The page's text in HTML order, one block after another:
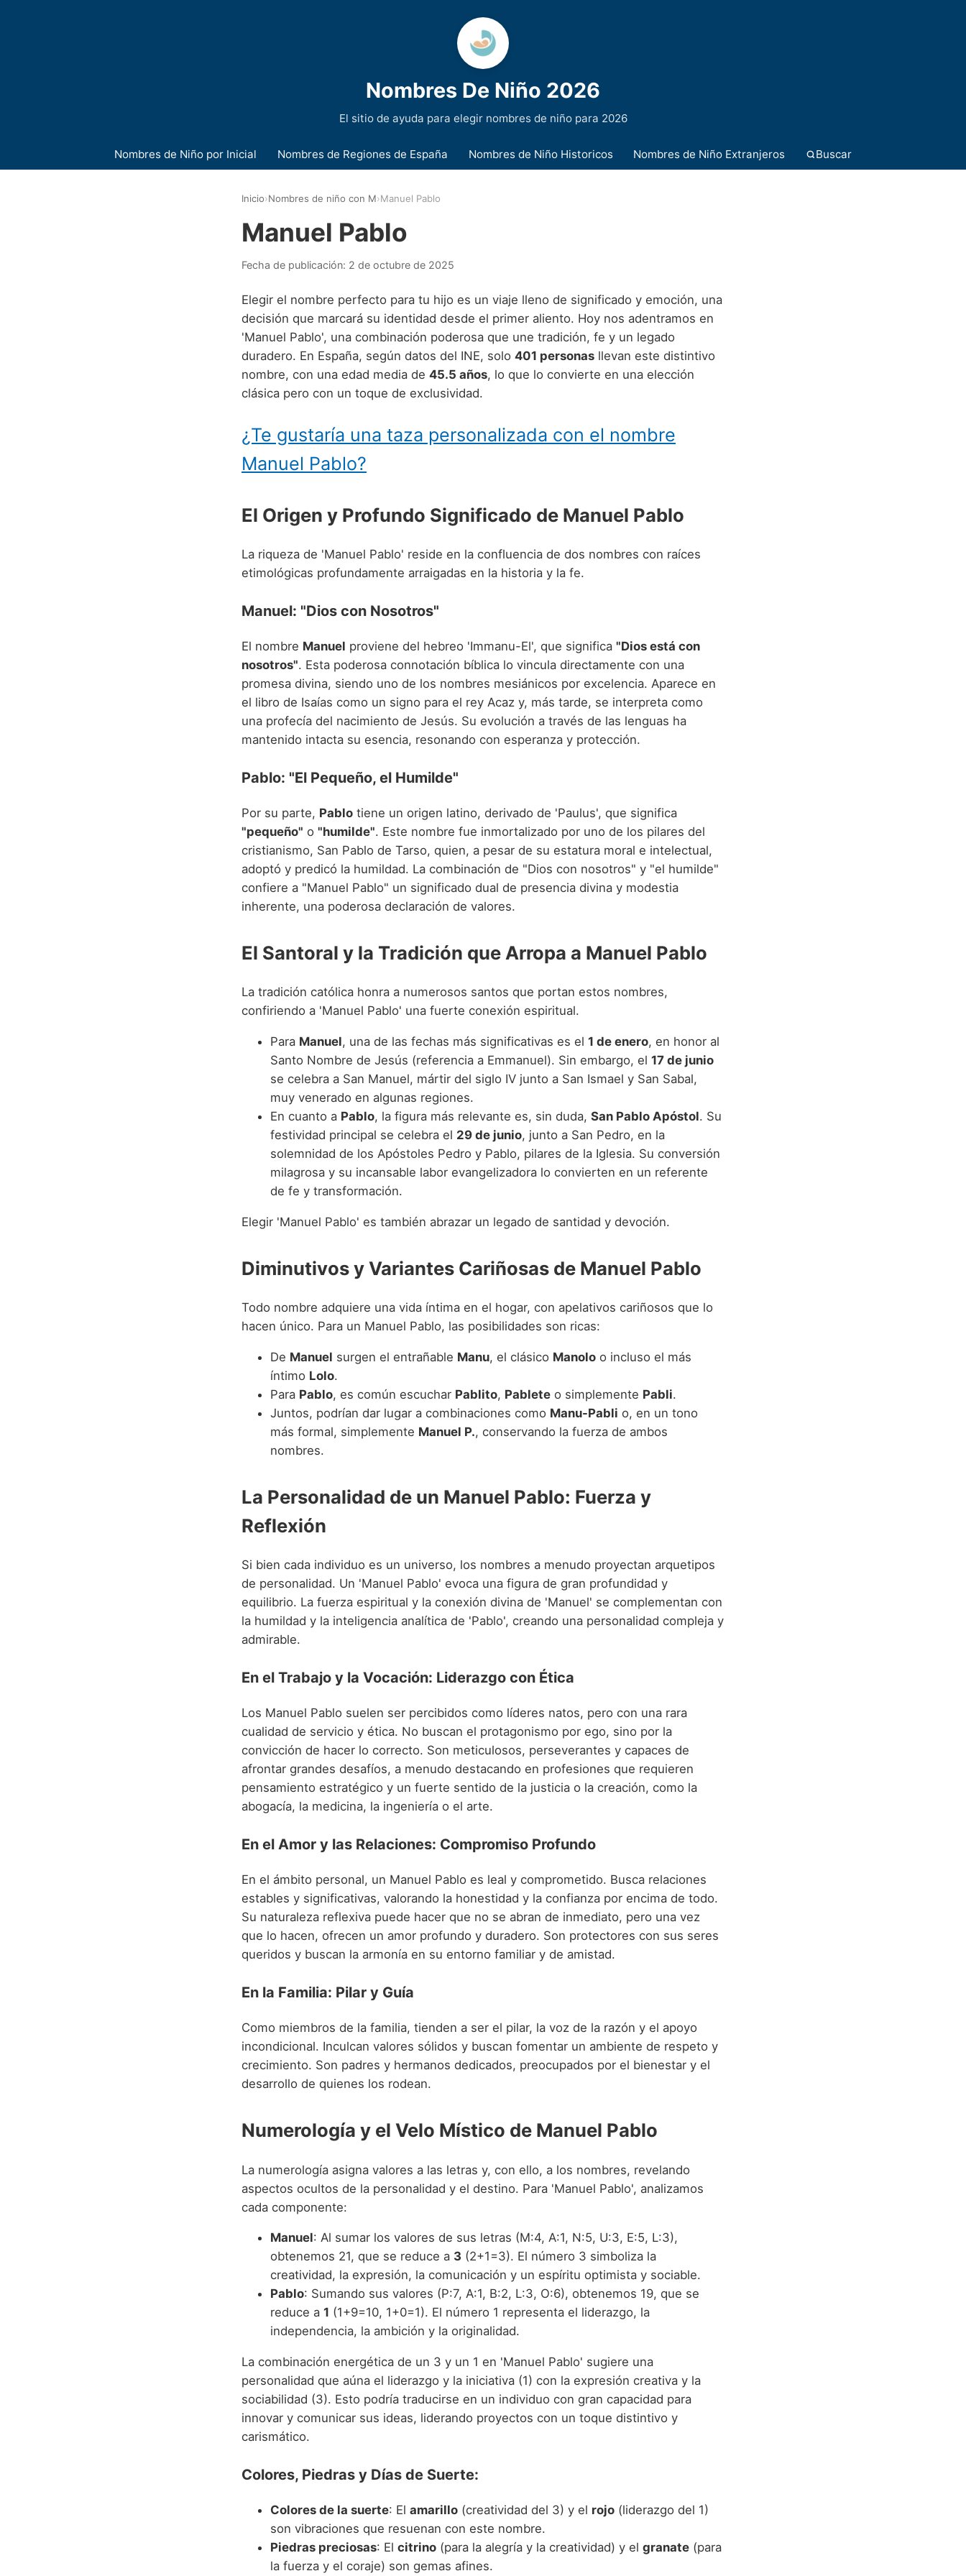
Nombres De Niño 2026
El sitio de ayuda para elegir nombres de niño para 2026
Nombres de Niño por Inicial Nombres de Regiones de España Nombres de Niño Historicos Nombres de Niño Extranjeros Buscar
Inicio›Nombres de niño con M›Manuel Pablo
Manuel Pablo
Fecha de publicación: 2 de octubre de 2025
Elegir el nombre perfecto para tu hijo es un viaje lleno de significado y emoción, una
decisión que marcará su identidad desde el primer aliento. Hoy nos adentramos en
'Manuel Pablo', una combinación poderosa que une tradición, fe y un legado
duradero. En España, según datos del INE, solo 401 personas llevan este distintivo
nombre, con una edad media de 45.5 años, lo que lo convierte en una elección
clásica pero con un toque de exclusividad.
¿Te gustaría una taza personalizada con el nombre
Manuel Pablo?
El Origen y Profundo Significado de Manuel Pablo
La riqueza de 'Manuel Pablo' reside en la confluencia de dos nombres con raíces
etimológicas profundamente arraigadas en la historia y la fe.
Manuel: "Dios con Nosotros"
El nombre Manuel proviene del hebreo 'Immanu-El', que significa "Dios está con
nosotros". Esta poderosa connotación bíblica lo vincula directamente con una
promesa divina, siendo uno de los nombres mesiánicos por excelencia. Aparece en
el libro de Isaías como un signo para el rey Acaz y, más tarde, se interpreta como
una profecía del nacimiento de Jesús. Su evolución a través de las lenguas ha
mantenido intacta su esencia, resonando con esperanza y protección.
Pablo: "El Pequeño, el Humilde"
Por su parte, Pablo tiene un origen latino, derivado de 'Paulus', que significa
"pequeño" o "humilde". Este nombre fue inmortalizado por uno de los pilares del
cristianismo, San Pablo de Tarso, quien, a pesar de su estatura moral e intelectual,
adoptó y predicó la humildad. La combinación de "Dios con nosotros" y "el humilde"
confiere a "Manuel Pablo" un significado dual de presencia divina y modestia
inherente, una poderosa declaración de valores.
El Santoral y la Tradición que Arropa a Manuel Pablo
La tradición católica honra a numerosos santos que portan estos nombres,
confiriendo a 'Manuel Pablo' una fuerte conexión espiritual.
Para Manuel, una de las fechas más significativas es el 1 de enero, en honor al
Santo Nombre de Jesús (referencia a Emmanuel). Sin embargo, el 17 de junio
se celebra a San Manuel, mártir del siglo IV junto a San Ismael y San Sabal,
muy venerado en algunas regiones.
En cuanto a Pablo, la figura más relevante es, sin duda, San Pablo Apóstol. Su
festividad principal se celebra el 29 de junio, junto a San Pedro, en la
solemnidad de los Apóstoles Pedro y Pablo, pilares de la Iglesia. Su conversión
milagrosa y su incansable labor evangelizadora lo convierten en un referente
de fe y transformación.
Elegir 'Manuel Pablo' es también abrazar un legado de santidad y devoción.
Diminutivos y Variantes Cariñosas de Manuel Pablo
Todo nombre adquiere una vida íntima en el hogar, con apelativos cariñosos que lo
hacen único. Para un Manuel Pablo, las posibilidades son ricas:
De Manuel surgen el entrañable Manu, el clásico Manolo o incluso el más
íntimo Lolo.
Para Pablo, es común escuchar Pablito, Pablete o simplemente Pabli.
Juntos, podrían dar lugar a combinaciones como Manu-Pabli o, en un tono
más formal, simplemente Manuel P., conservando la fuerza de ambos
nombres.
La Personalidad de un Manuel Pablo: Fuerza y
Reflexión
Si bien cada individuo es un universo, los nombres a menudo proyectan arquetipos
de personalidad. Un 'Manuel Pablo' evoca una figura de gran profundidad y
equilibrio. La fuerza espiritual y la conexión divina de 'Manuel' se complementan con
la humildad y la inteligencia analítica de 'Pablo', creando una personalidad compleja y
admirable.
En el Trabajo y la Vocación: Liderazgo con Ética
Los Manuel Pablo suelen ser percibidos como líderes natos, pero con una rara
cualidad de servicio y ética. No buscan el protagonismo por ego, sino por la
convicción de hacer lo correcto. Son meticulosos, perseverantes y capaces de
afrontar grandes desafíos, a menudo destacando en profesiones que requieren
pensamiento estratégico y un fuerte sentido de la justicia o la creación, como la
abogacía, la medicina, la ingeniería o el arte.
En el Amor y las Relaciones: Compromiso Profundo
En el ámbito personal, un Manuel Pablo es leal y comprometido. Busca relaciones
estables y significativas, valorando la honestidad y la confianza por encima de todo.
Su naturaleza reflexiva puede hacer que no se abran de inmediato, pero una vez
que lo hacen, ofrecen un amor profundo y duradero. Son protectores con sus seres
queridos y buscan la armonía en su entorno familiar y de amistad.
En la Familia: Pilar y Guía
Como miembros de la familia, tienden a ser el pilar, la voz de la razón y el apoyo
incondicional. Inculcan valores sólidos y buscan fomentar un ambiente de respeto y
crecimiento. Son padres y hermanos dedicados, preocupados por el bienestar y el
desarrollo de quienes los rodean.
Numerología y el Velo Místico de Manuel Pablo
La numerología asigna valores a las letras y, con ello, a los nombres, revelando
aspectos ocultos de la personalidad y el destino. Para 'Manuel Pablo', analizamos
cada componente:
Manuel: Al sumar los valores de sus letras (M:4, A:1, N:5, U:3, E:5, L:3),
obtenemos 21, que se reduce a 3 (2+1=3). El número 3 simboliza la
creatividad, la expresión, la comunicación y un espíritu optimista y sociable.
Pablo: Sumando sus valores (P:7, A:1, B:2, L:3, O:6), obtenemos 19, que se
reduce a 1 (1+9=10, 1+0=1). El número 1 representa el liderazgo, la
independencia, la ambición y la originalidad.
La combinación energética de un 3 y un 1 en 'Manuel Pablo' sugiere una
personalidad que aúna el liderazgo y la iniciativa (1) con la expresión creativa y la
sociabilidad (3). Esto podría traducirse en un individuo con gran capacidad para
innovar y comunicar sus ideas, liderando proyectos con un toque distintivo y
carismático.
Colores, Piedras y Días de Suerte:
Colores de la suerte: El amarillo (creatividad del 3) y el rojo (liderazgo del 1)
son vibraciones que resuenan con este nombre.
Piedras preciosas: El citrino (para la alegría y la creatividad) y el granate (para
la fuerza y el coraje) son gemas afines.